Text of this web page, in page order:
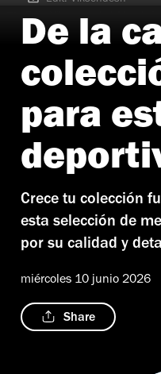
Edit: Viksendesh | Merch
De la
para
Crece tu colección
esta selección de
por su calidad y
miércoles 10 junio 2026
Share